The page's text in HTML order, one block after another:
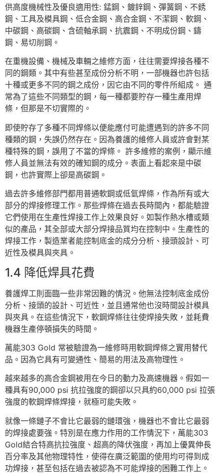
供高度機械性及優良適用性: 錳鋼、鍍鋅鋼、彈簧鋼、不銹
鋼、工具及模具鋼、低合金鋼、高合金鋼、不潔鋼、軟鋼、
中碳鋼、高碳鋼、含硫軸承鋼、抗震鋼、不明成份鋼、鑄
鋼、易切削鋼。
在重機設備、機械及車輛之維修方面，往往需要焊接各種不
同的鋼類。其中有些甚至成份分析不明，一部機器也許包括
十種或更多不同的鋼之成份，因它由不同的零件所組成。 通
常為了這些不同類型的鋼，每一種都要貯存一種生產用焊
條，但那是不切實際的。
即使貯存了多種不同焊條以便能應付可能遭遇到的許多不同
種類的鋼，失誤仍然存在。因為養護的維修人員或許會對某
種特殊的鋼，誤用了不當的焊條。 許多維修的案例，顯示維
修人員並無法有效的確知鋼的成分。表面上看起來是中碳
鋼，也許實際上卻是高碳鋼。
過去許多維修部門都用普通軟鋼或低氫焊條，作為所有或大
部分的焊接修理工作。那些焊條在過去長時間內，都能驗證
它們使用在生產性焊接工作上效果良好。如製作熱水槽或類
似的產品，其全部或大部分焊接品質均在控制中。生產性的
焊接工作，製造業者能控制底金的成分分析、接頭設計、可
近性及模具與夾具。
1.4 降低焊具花費
養護焊工則面臨一些非常因難的情況。他無法控制底金成份
分析、接頭的設計、可近性，並且通常他也沒時間設計模具
與夾具。在這些情況下，軟鋼焊條往往使焊接失敗，並耗費
機器生產停頓損失的時間。
萬能303 Gold 常被驗證為一維修時用軟鋼焊條之實用替代
品。因為它具有可變通性、簡易的用法及高物理性。
越來越多的高合金鋼被用在今日的動力及高速機器。假如一
種具有90,000 psi 抗拉強度的鋼卻以只具約60,000 psi 拉張
強度的軟鋼焊條焊接，就極可能失敗。
就像一條鏈子不會比它最弱的鏈環強，機器也不會比它最弱
的焊接處要強。特別是在應力作用的工作情況下，萬能303
Gold結合特高抗拉強度、超高的降伏強度，再加上優異伸長
百分率及其他物理特性，使得在廣泛範圍的使用均可得到成
功焊接，甚至包括在過去被認為不可能焊接的困難工作上。